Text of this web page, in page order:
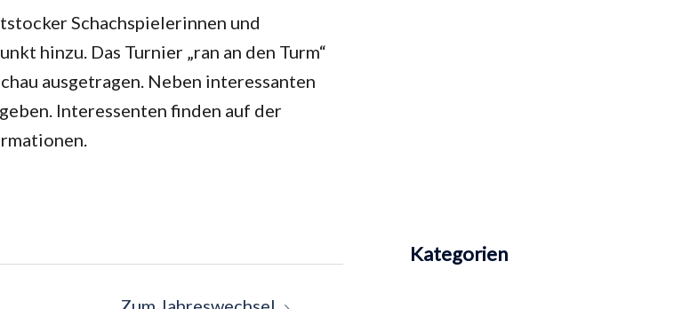
Schachspielerinnen und
hinzu. Das Turnier „ran an den Turm“
ausgetragen. Neben interessanten
Interessenten finden auf der
Kategorien